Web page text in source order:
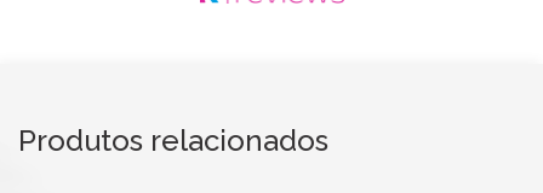
Produtos relacionados